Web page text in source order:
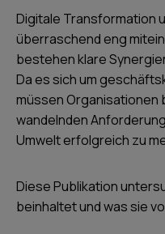
Digitale Transformation
überraschend eng
bestehen klare
Da es sich um
müssen Organisationen
wandelnden
Umwelt erfolgreich zu
Diese Publikation
beinhaltet und was sie